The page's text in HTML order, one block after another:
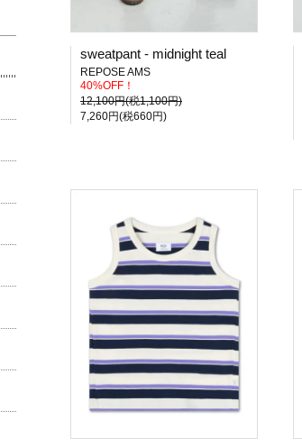
sweatpant - midnight teal
REPOSE AMS
40%OFF！
12,100円(税1,100円)
7,260円(税660円)